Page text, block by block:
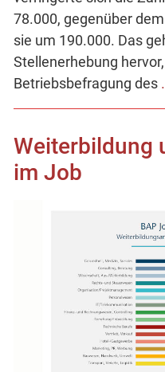
78.000, gegenüber
sie um 190.000. Das
Stellenerhebung
Betriebsbefragung des
Weiterbildung
im Job